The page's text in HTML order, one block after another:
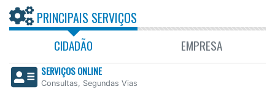
PRINCIPAIS SERVIÇOS
CIDADÃO EMPRESA
SERVIÇOS ONLINE
Consultas, Segundas Vias